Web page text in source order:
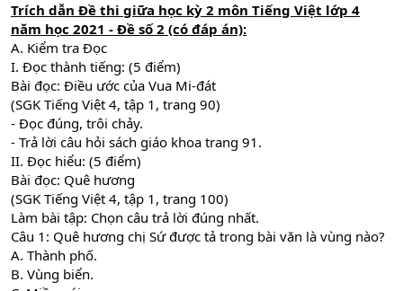
Trích dẫn Đề thi giữa học kỳ 2 môn Tiếng Việt lớp 4
năm học 2021 - Đề số 2 (có đáp án):
A. Kiểm tra Đọc
I. Đọc thành tiếng: (5 điểm)
Bài đọc: Điều ước của Vua Mi-đát
(SGK Tiếng Việt 4, tập 1, trang 90)
- Đọc đúng, trôi chảy.
- Trả lời câu hỏi sách giáo khoa trang 91.
II. Đọc hiểu: (5 điểm)
Bài đọc: Quê hương
(SGK Tiếng Việt 4, tập 1, trang 100)
Làm bài tập: Chọn câu trả lời đúng nhất.
Câu 1: Quê hương chị Sứ được tả trong bài văn là vùng nào?
A. Thành phố.
B. Vùng biển.